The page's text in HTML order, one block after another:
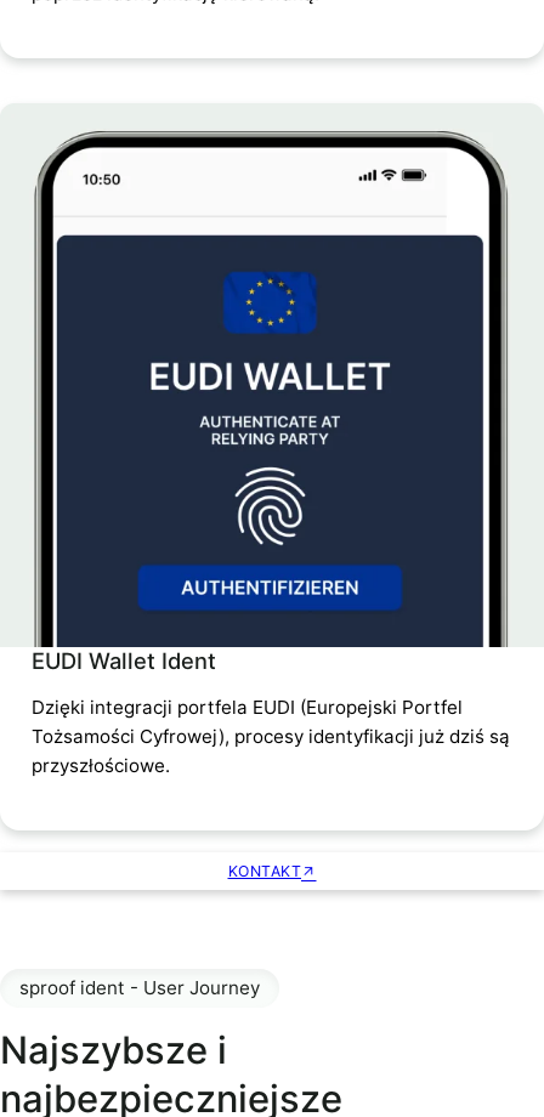
EUDI Wallet Ident
Dzięki integracji portfela EUDI (Europejski Portfel
Tożsamości Cyfrowej), procesy identyfikacji już dziś są
przyszłościowe.
KONTAKT
sproof ident - User Journey
Najszybsze i
najbezpieczniejsze